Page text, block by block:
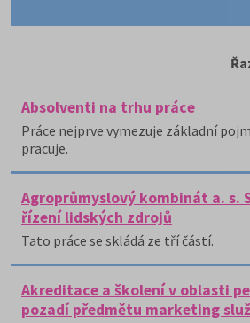
Absolventi na trhu práce
Práce nejprve vymezuje základní
pracuje.
Agroprůmyslový kombinát a. s.
řízení lidských zdrojů
Tato práce se skládá ze tří částí.
Akreditace a školení v oblasti
pozadí předmětu marketing